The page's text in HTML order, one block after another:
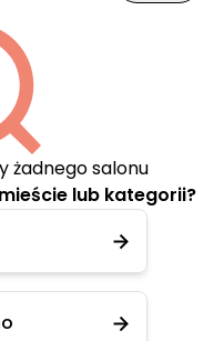
żadnego salonu
lub kategorii?